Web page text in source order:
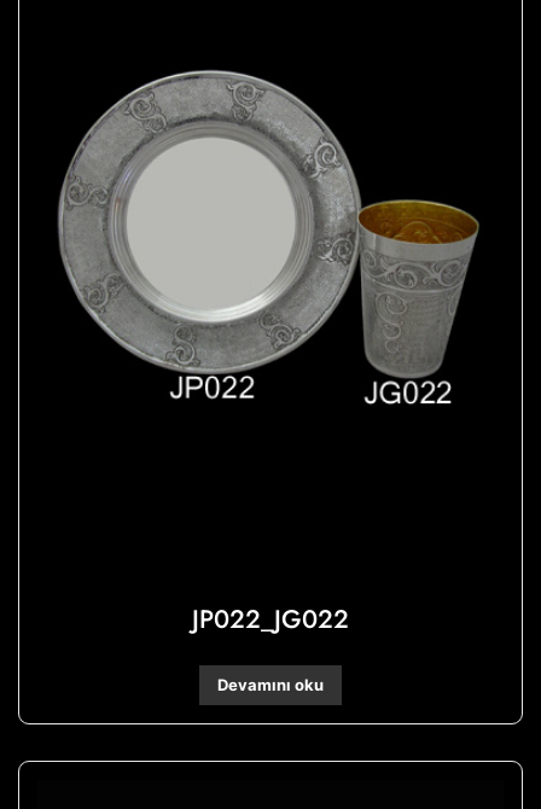
JP022_JG022
Devamını oku